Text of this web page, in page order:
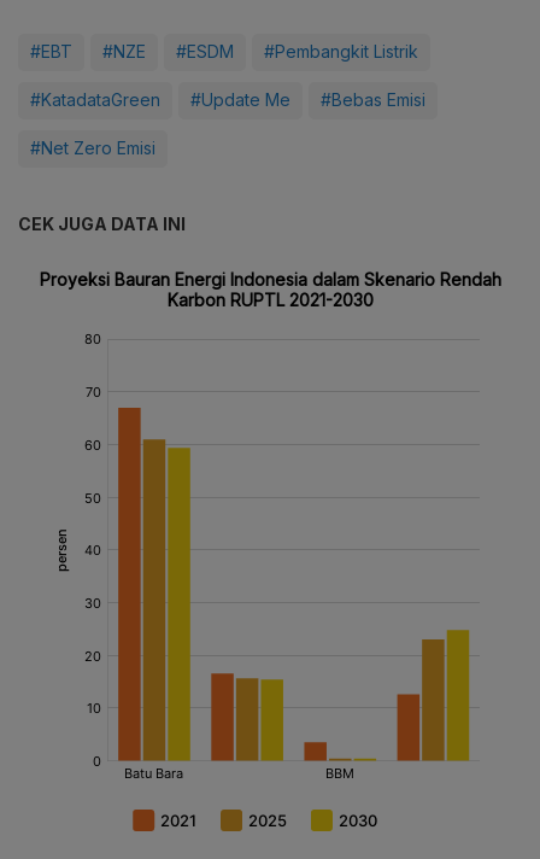
#EBT #NZE #ESDM #Pembangkit Listrik
#KatadataGreen #Update Me #Bebas Emisi
#Net Zero Emisi
CEK JUGA DATA INI